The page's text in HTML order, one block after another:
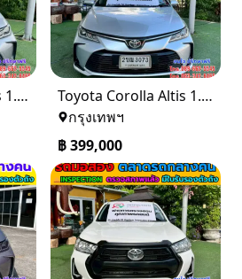
Toyota Corolla Altis 1.6 G ปี 2025
Toyota Corolla Altis 1.6 G ปี 2021
กรุงเทพฯ
฿399,000